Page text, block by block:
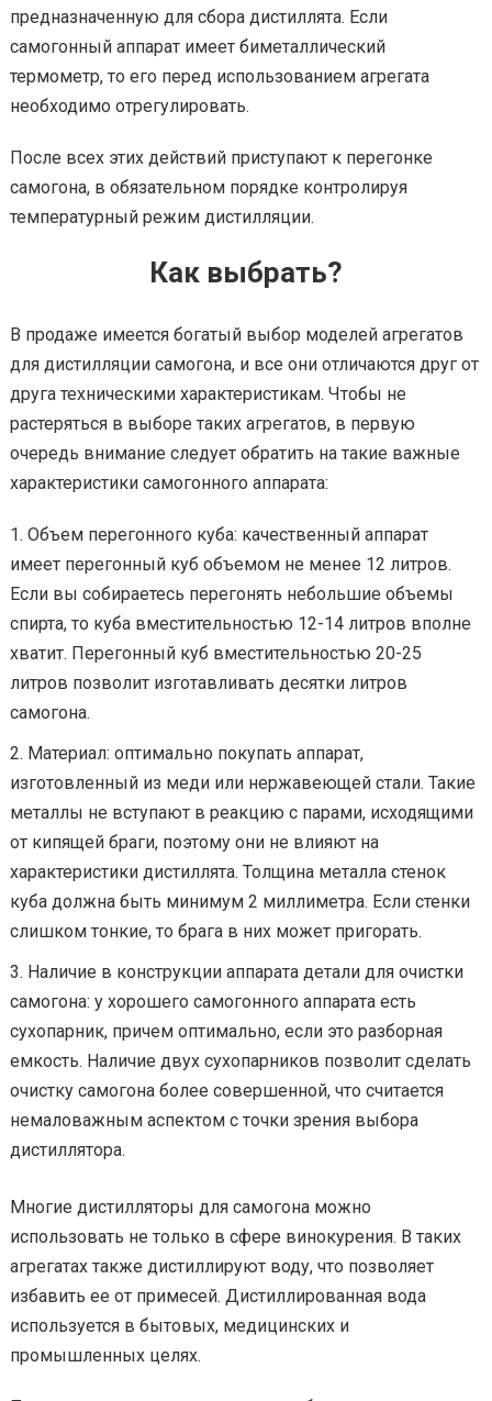
предназначенную для сбора дистиллята. Если
самогонный аппарат имеет биметаллический
термометр, то его перед использованием агрегата
необходимо отрегулировать.
После всех этих действий приступают к перегонке
самогона, в обязательном порядке контролируя
температурный режим дистилляции.
Как выбрать?
В продаже имеется богатый выбор моделей агрегатов
для дистилляции самогона, и все они отличаются друг от
друга техническими характеристикам. Чтобы не
растеряться в выборе таких агрегатов, в первую
очередь внимание следует обратить на такие важные
характеристики самогонного аппарата:
Объем перегонного куба: качественный аппарат
имеет перегонный куб объемом не менее 12 литров.
Если вы собираетесь перегонять небольшие объемы
спирта, то куба вместительностью 12-14 литров вполне
хватит. Перегонный куб вместительностью 20-25
литров позволит изготавливать десятки литров
самогона.
Материал: оптимально покупать аппарат,
изготовленный из меди или нержавеющей стали. Такие
металлы не вступают в реакцию с парами, исходящими
от кипящей браги, поэтому они не влияют на
характеристики дистиллята. Толщина металла стенок
куба должна быть минимум 2 миллиметра. Если стенки
слишком тонкие, то брага в них может пригорать.
Наличие в конструкции аппарата детали для очистки
самогона: у хорошего самогонного аппарата есть
сухопарник, причем оптимально, если это разборная
емкость. Наличие двух сухопарников позволит сделать
очистку самогона более совершенной, что считается
немаловажным аспектом с точки зрения выбора
дистиллятора.
Многие дистилляторы для самогона можно
использовать не только в сфере винокурения. В таких
агрегатах также дистиллируют воду, что позволяет
избавить ее от примесей. Дистиллированная вода
используется в бытовых, медицинских и
промышленных целях.